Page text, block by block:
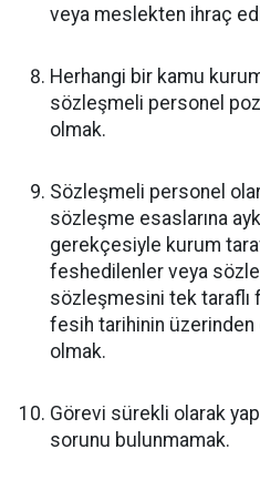
veya meslekten ihraç
Herhangi bir kamu
sözleşmeli personel
olmak.
Sözleşmeli personel
sözleşme esaslarına
gerekçesiyle kurum
feshedilenler veya
sözleşmesini tek taraflı
fesih tarihinin üzerinden
olmak.
Görevi sürekli olarak
sorunu bulunmamak.